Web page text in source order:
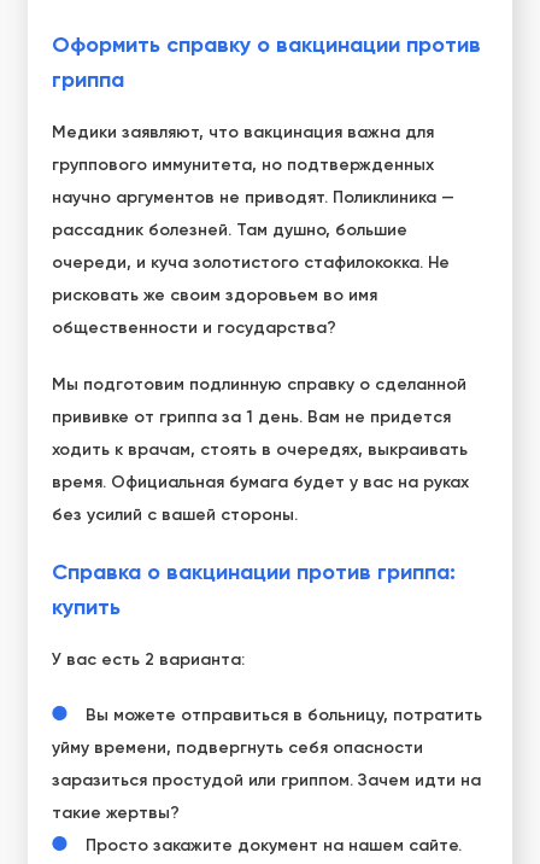
Оформить справку о вакцинации против
гриппа
Медики заявляют, что вакцинация важна для
группового иммунитета, но подтвержденных
научно аргументов не приводят. Поликлиника —
рассадник болезней. Там душно, большие
очереди, и куча золотистого стафилококка. Не
рисковать же своим здоровьем во имя
общественности и государства?
Мы подготовим подлинную справку о сделанной
прививке от гриппа за 1 день. Вам не придется
ходить к врачам, стоять в очередях, выкраивать
время. Официальная бумага будет у вас на руках
без усилий с вашей стороны.
Справка о вакцинации против гриппа:
купить
У вас есть 2 варианта:
Вы можете отправиться в больницу, потратить
уйму времени, подвергнуть себя опасности
заразиться простудой или гриппом. Зачем идти на
такие жертвы?
Просто закажите документ на нашем сайте.